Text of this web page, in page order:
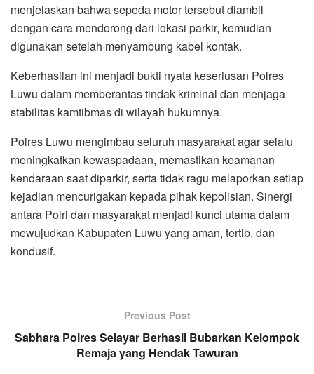
menjelaskan bahwa sepeda motor tersebut diambil
dengan cara mendorong dari lokasi parkir, kemudian
digunakan setelah menyambung kabel kontak.
Keberhasilan ini menjadi bukti nyata keseriusan Polres
Luwu dalam memberantas tindak kriminal dan menjaga
stabilitas kamtibmas di wilayah hukumnya.
Polres Luwu mengimbau seluruh masyarakat agar selalu
meningkatkan kewaspadaan, memastikan keamanan
kendaraan saat diparkir, serta tidak ragu melaporkan setiap
kejadian mencurigakan kepada pihak kepolisian. Sinergi
antara Polri dan masyarakat menjadi kunci utama dalam
mewujudkan Kabupaten Luwu yang aman, tertib, dan
kondusif.
Previous Post
Sabhara Polres Selayar Berhasil Bubarkan Kelompok
Remaja yang Hendak Tawuran